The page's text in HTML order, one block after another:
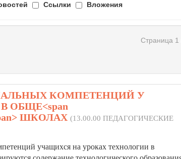
Ссылки Вложения
Страница 1
КОМПЕТЕНЦИЙ У
ОБЩЕ<span
ШКОЛАХ (13.00.00 ПЕДАГОГИЧЕСКИЕ
учащихся на уроках технологии в